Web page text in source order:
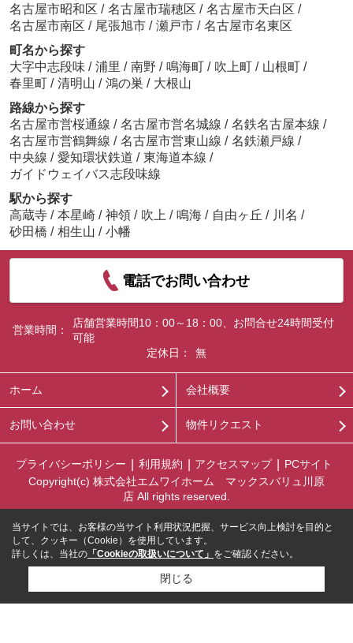
名古屋市昭和区 / 名古屋市瑞穂区 / 名古屋市天白区 /
名古屋市南区 / 尾張旭市 / 瀬戸市 / 名古屋市名東区
町名から探す
大字中志段味 / 浦里 / 南野 / 鳴海町 / 吹上町 / 山根町 /
春里町 / 清明山 / 鴻の巣 / 大根山
路線から探す
名古屋市営桜通線 / 名古屋市営名城線 / 名鉄名古屋本線 /
名古屋市営鶴舞線 / 名古屋市営東山線 / 名鉄瀬戸線 /
中央線 / 愛知環状鉄道 / 東海道本線 /
ガイドウェイバス志段味線
駅から探す
高蔵寺 / 本星崎 / 神領 / 吹上 / 鳴海 / 自由ヶ丘 / 川名 /
砂田橋 / 相生山 / 小幡
電話でお問い合わせ
営業時間：
店舗営業時間10：00～18：00、お問合せ24時間受付
可能
定休日：
無
ホーム 会社概要
お問い合わせ 物件リクエスト
プライバシーポリシー 利用規約 アクセスマップ
PCサイト
Copyright(c) 株式会社エムワイホーム マックスバリュ川原
店 All rights reserved.
当サイトでは、お客様の当サイト利用状況把握、サービス向上検討を目的と
して、クッキー（Cookie）を使用しています。
詳しくは、当社の 「Cookieの取扱いについて」 をご確認ください。
閉じる